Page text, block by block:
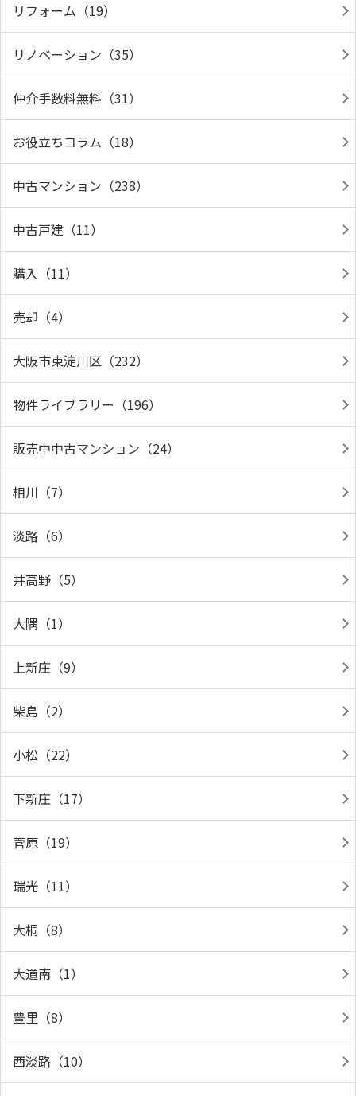
リフォーム（19）
リノベーション（35）
仲介手数料無料（31）
お役立ちコラム（18）
中古マンション（238）
中古戸建（11）
購入（11）
売却（4）
大阪市東淀川区（232）
物件ライブラリー（196）
販売中中古マンション（24）
相川（7）
淡路（6）
井高野（5）
大隅（1）
上新庄（9）
柴島（2）
小松（22）
下新庄（17）
菅原（19）
瑞光（11）
大桐（8）
大道南（1）
豊里（8）
西淡路（10）